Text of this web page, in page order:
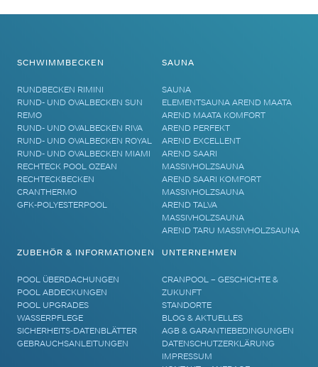
SCHWIMMBECKEN
RUNDBECKEN RIMINI
RUND- UND OVALBECKEN SUN
REMO
RUND- UND OVALBECKEN RIVA
RUND- UND OVALBECKEN ROYAL
RUND- UND OVALBECKEN MIAMI
RECHTECK POOL OZEAN
RECHTECKBECKEN
CRANTHERMO
GFK-POLYESTERPOOL
SAUNA
SAUNA
ELEMENTSAUNA AREND MAATA
AREND MAATA KOMFORT
AREND PERFEKT
AREND EXCELLENT
AREND SAARI
MASSIVHOLZSAUNA
AREND SAARI KOMFORT
MASSIVHOLZSAUNA
AREND TALVA
MASSIVHOLZSAUNA
AREND TARU MASSIVHOLZSAUNA
ZUBEHÖR & INFORMATIONEN
POOL ÜBERDACHUNGEN
POOL ABDECKUNGEN
POOL UPGRADES
WASSERPFLEGE
SICHERHEITS-DATENBLÄTTER
GEBRAUCHSANLEITUNGEN
UNTERNEHMEN
CRANPOOL – GESCHICHTE &
ZUKUNFT
STANDORTE
BLOG & AKTUELLES
AGB & GARANTIEBEDINGUNGEN
DATENSCHUTZERKLÄRUNG
IMPRESSUM